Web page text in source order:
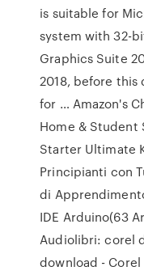
is suitable for
system with 32-
Graphics Suite
2018, before this
for … Amazon's
Home & Student
Starter Ultimate
Principianti con
di
IDE Arduino(63
Audiolibri: corel
download -